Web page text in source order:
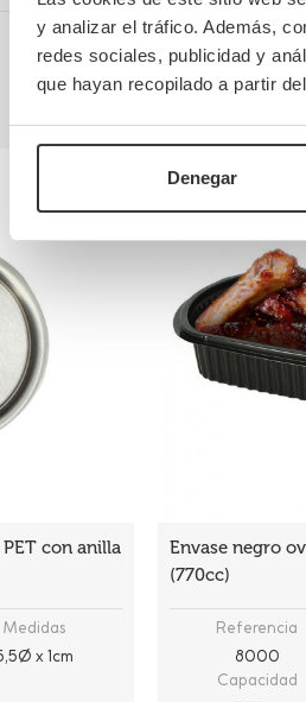
y analizar el tráfico. Además,
redes sociales, publicidad y
que hayan recopilado a partir
Denegar
45,39 €
0,454 €/
con anilla
Medidas
x 1cm
Envase negro
(770cc)
Referencia
8000
Capacidad